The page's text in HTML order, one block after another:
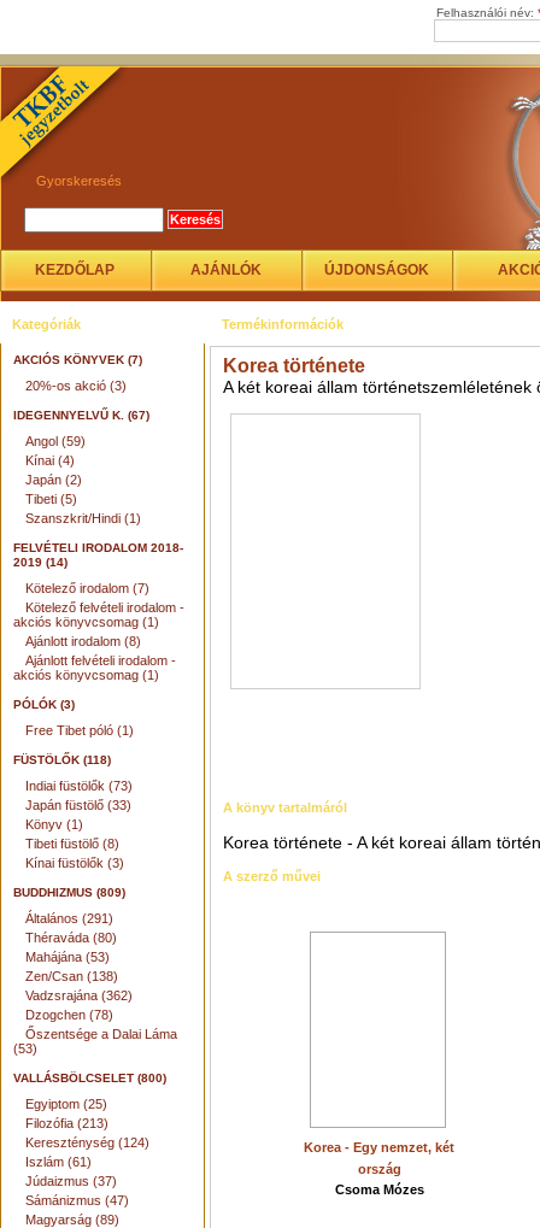
Felhasználói név:
Gyorskeresés
KEZDŐLAP AJÁNLÓK ÚJDONSÁGOK
Kategóriák
AKCIÓS KÖNYVEK (7)
20%-os akció (3)
IDEGENNYELVŰ K. (67)
Angol (59)
Kínai (4)
Japán (2)
Tibeti (5)
Szanszkrit/Hindi (1)
FELVÉTELI IRODALOM 2018-
2019 (14)
Kötelező irodalom (7)
Kötelező felvételi irodalom -
akciós könyvcsomag (1)
Ajánlott irodalom (8)
Ajánlott felvételi irodalom -
akciós könyvcsomag (1)
PÓLÓK (3)
Free Tibet póló (1)
FÜSTÖLŐK (118)
Indiai füstölők (73)
Japán füstölő (33)
Könyv (1)
Tibeti füstölő (8)
Kínai füstölők (3)
BUDDHIZMUS (809)
Általános (291)
Théraváda (80)
Mahájána (53)
Zen/Csan (138)
Vadzsrajána (362)
Dzogchen (78)
Őszentsége a Dalai Láma
(53)
VALLÁSBÖLCSELET (800)
Egyiptom (25)
Filozófia (213)
Kereszténység (124)
Iszlám (61)
Júdaizmus (37)
Sámánizmus (47)
Magyarság (89)
Termékinformációk
Korea története
A két koreai állam történetszemléletének
A könyv tartalmáról
Korea története - A két koreai állam
A szerző művei
Korea - Egy nemzet, két
ország
Csoma Mózes